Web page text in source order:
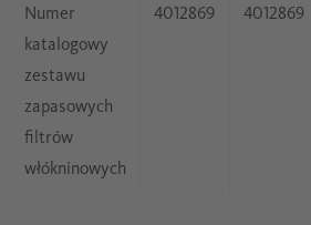
Numer
katalogowy
zestawu
zapasowych
filtrów
włókninowych
4012869 4012869